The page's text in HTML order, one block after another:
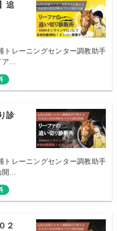
追
トレーニングセンター調教助手
…
診
トレーニングセンター調教助手
…
２